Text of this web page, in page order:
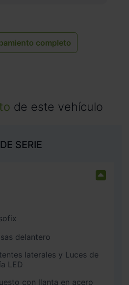
completo
de este vehículo
SERIE
delantero
LED